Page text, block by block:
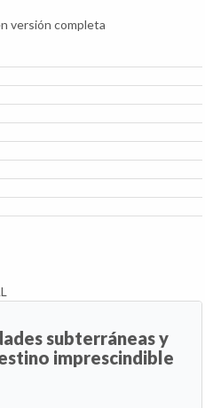
versión completa
subterráneas y
imprescindible